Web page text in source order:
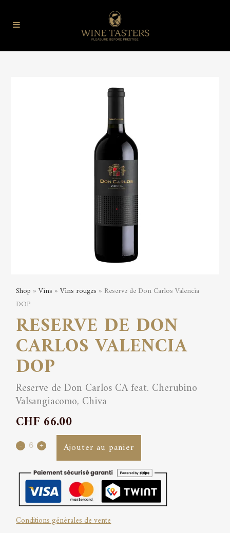
Shop »Vins »Vins rouges » Reserve de Don Carlos Valencia
DOP
RESERVE DE DON
CARLOS VALENCIA
DOP
Reserve de Don Carlos CA feat. Cherubino
Valsangiacomo, Chiva
CHF 66.00
Reserve
Don
Carlos
Valencia
Ajouter au panier
Conditions générales de vente